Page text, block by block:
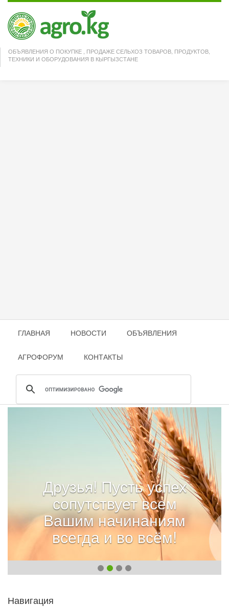
ОБЪЯВЛЕНИЯ О ПОКУПКЕ , ПРОДАЖЕ СЕЛЬХОЗ ТОВАРОВ, ПРОДУКТОВ,
ТЕХНИКИ И ОБОРУДОВАНИЯ В КЫРГЫЗСТАНЕ
ГЛАВНАЯ НОВОСТИ ОБЪЯВЛЕНИЯ
АГРОФОРУМ КОНТАКТЫ
Друзья! Пусть успех
сопутствует всем
Вашим начинаниям
всегда и во всём!
Навигация